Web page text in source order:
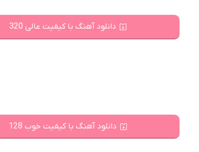
دانلود آهنگ با کیفیت عالی 320
دانلود آهنگ با کیفیت خوب 128